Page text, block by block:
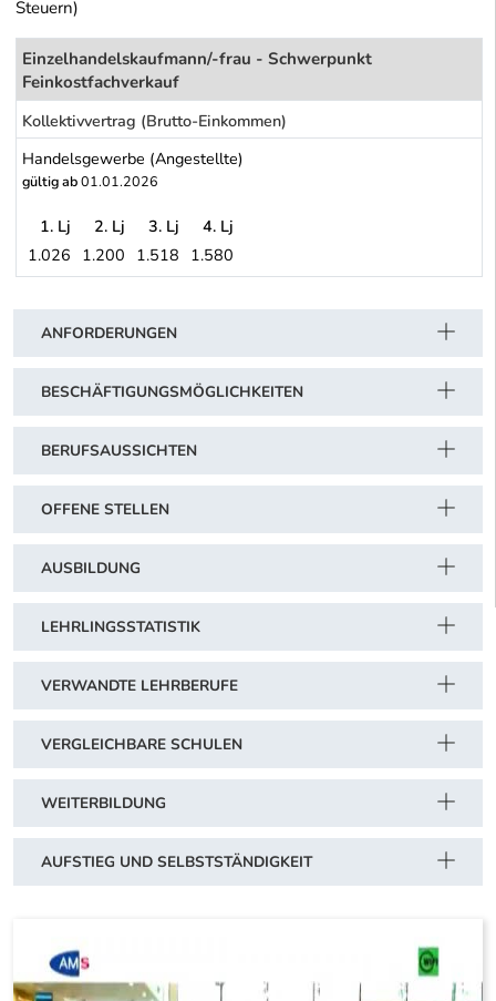
Steuern)
Einzelhandelskaufmann/-frau - Schwerpunkt
Feinkostfachverkauf
Kollektivvertrag (Brutto-Einkommen)
Handelsgewerbe (Angestellte)
gültig ab01.01.2026
Handelsgewerbe (Angestellte)
1. Lj 2. Lj 3. Lj
4. Lj
1.026 1.200 1.518 1.580
ANFORDERUNGEN
BESCHÄFTIGUNGSMÖGLICHKEITEN
BERUFSAUSSICHTEN
OFFENE STELLEN
AUSBILDUNG
LEHRLINGSSTATISTIK
VERWANDTE LEHRBERUFE
VERGLEICHBARE SCHULEN
WEITERBILDUNG
AUFSTIEG UND SELBSTSTÄNDIGKEIT